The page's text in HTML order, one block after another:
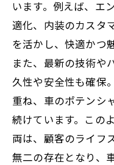
イントとは？
います。例えば、エ
適化、内装のカスタ
を活かし、快適かつ
また、最新の技術や
久性や安全性も確保
重ね、車のポテンシ
続けています。この
両は、顧客のライフ
無二の存在となり、